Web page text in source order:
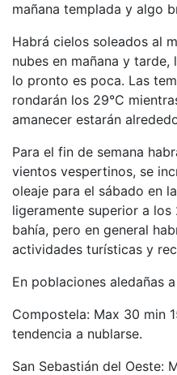
mañana templada y algo
Habrá cielos soleados al
nubes en mañana y
lo pronto es poca. Las
rondarán los 29°C
amanecer estarán
Para el fin de semana
vientos vespertinos, se
oleaje para el sábado en
ligeramente superior a
bahía, pero en general
actividades turísticas y
En poblaciones aledañas
Compostela: Max 30 min
tendencia a nublarse.
San Sebastián del Oeste: